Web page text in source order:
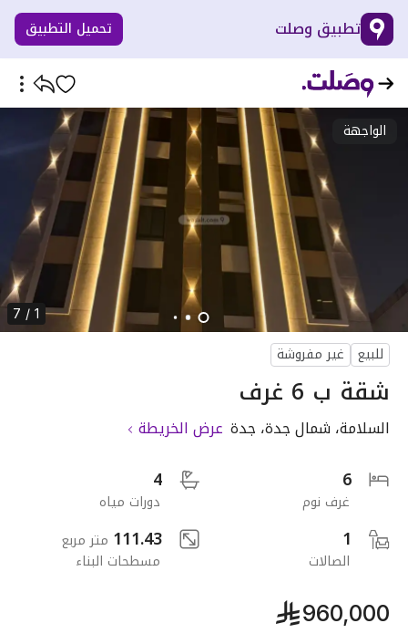
تطبيق وصلت تحميل التطبيق
الواجهة
1 / 7
للبيع غير مفروشة
شقة ب 6 غرف
السلامة، شمال جدة، جدة عرض الخريطة
6
غرف نوم
4
دورات مياه
1
الصالات
111.43 متر مربع
مسطحات البناء
960,000